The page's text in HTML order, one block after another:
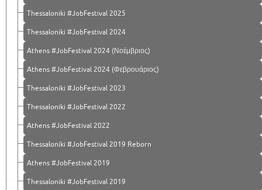
Thessaloniki #JobFestival 2025
Thessaloniki #JobFestival 2024
Athens #JobFestival 2024 (Νοέμβριος)
Athens #JobFestival 2024 (Φεβρουάριος)
Thessaloniki #JobFestival 2023
Thessaloniki #JobFestival 2022
Athens #JobFestival 2022
Thessaloniki #JobFestival 2019 Reborn
Athens #JobFestival 2019
Thessaloniki #JobFestival 2019